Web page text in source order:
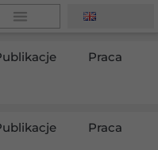
Praca
Praca